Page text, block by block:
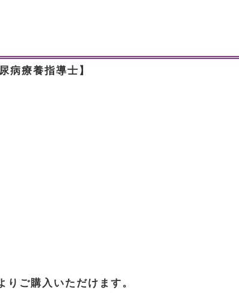
尿病療養指導士】
りご購入いただけます。